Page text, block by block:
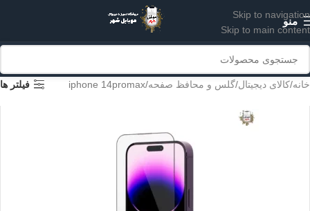
Skip to navigation
Skip to main content
منو
خانه کالای دیجیتال گلس و محافظ صفحه iphone 14promax فیلتر ها
IPHONE 14PRO